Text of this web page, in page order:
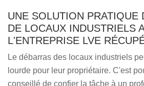
UNE SOLUTION PRATIQUE
DE LOCAUX INDUSTRIELS
L'ENTREPRISE LVE
Le débarras des locaux industriels
lourde pour leur propriétaire. C'est
conseillé de confier la tâche à un